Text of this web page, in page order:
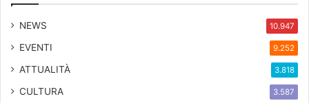
NEWS 10.947
EVENTI 9.252
ATTUALITÀ 3.818
CULTURA 3.587